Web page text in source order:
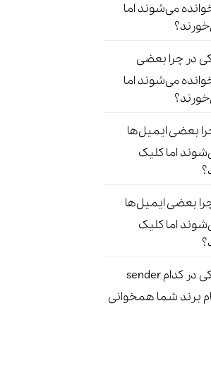
می‌شوند اما
درچرا بعضی
می‌شوند اما
بعضی ایمیل‌ها
اما کلیک
بعضی ایمیل‌ها
اما کلیک
در
کدام sender
برند شما همخوانی